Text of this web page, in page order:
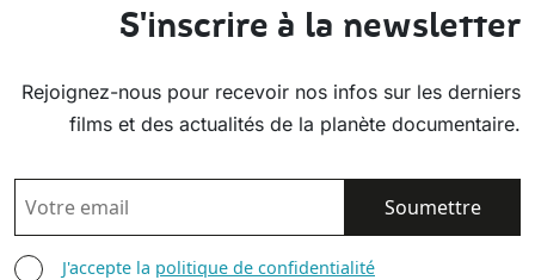
S'inscrire à la newsletter
Rejoignez-nous pour recevoir nos infos sur les derniers
films et des actualités de la planète documentaire.
EMAIL
AGREE TERMS
J'accepte la politique de confidentialité